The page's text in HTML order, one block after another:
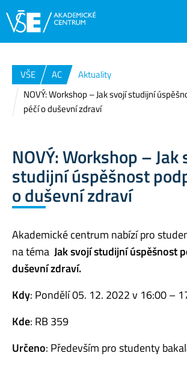
VŠE AC
Aktuality
NOVÝ: Workshop – Jak svojí studijní
péčí o duševní zdraví
NOVÝ: Workshop – Jak
studijní úspěšnost
o duševní zdraví
Akademické centrum nabízí pro
na téma Jak svojí studijní úspěšnost
duševní zdraví.
Kdy: Pondělí 05. 12. 2022 v 16:00 –
Kde: RB 359
Určeno: Především pro studenty